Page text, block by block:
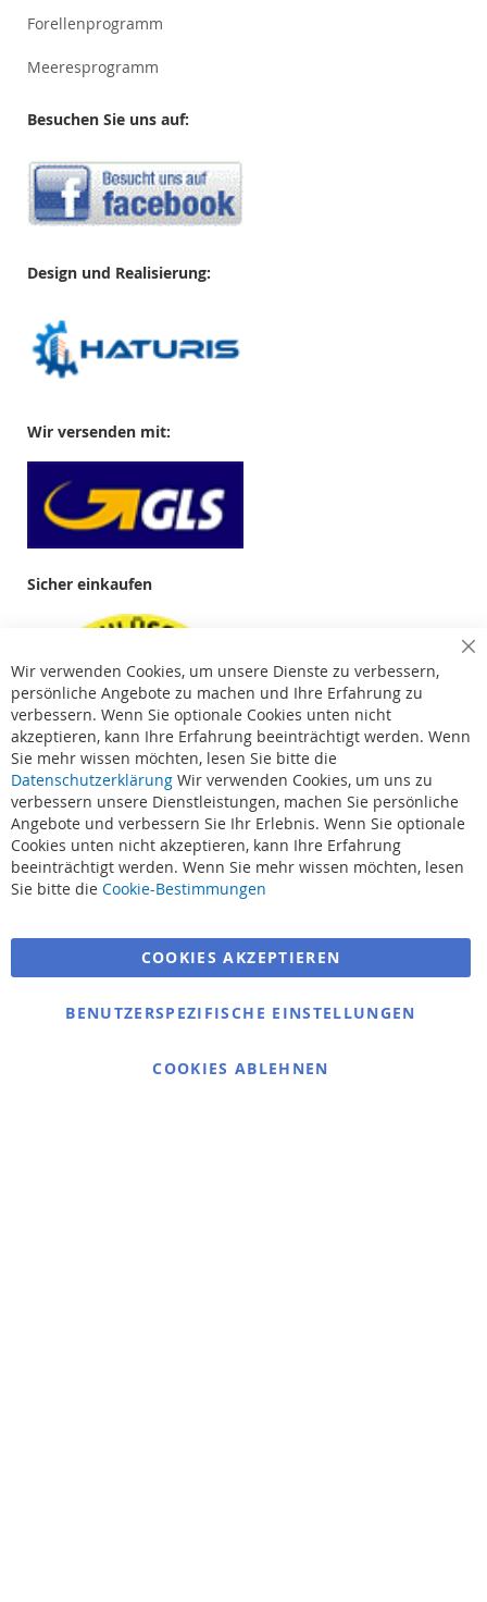
Forellenprogramm
Meeresprogramm
Besuchen Sie uns auf:
Design und Realisierung:
Wir versenden mit:
Sicher einkaufen
Suchbegriffe
Bestellungen und Rücksendungen
Kontaktieren Sie uns
Cookie Einstellungen
Wir verwenden Cookies, um unsere Dienste zu verbessern,
persönliche Angebote zu machen und Ihre Erfahrung zu
verbessern. Wenn Sie optionale Cookies unten nicht
akzeptieren, kann Ihre Erfahrung beeinträchtigt werden. Wenn
Sie mehr wissen möchten, lesen Sie bitte die
Datenschutzerklärung Wir verwenden Cookies, um uns zu
verbessern unsere Dienstleistungen, machen Sie persönliche
Angebote und verbessern Sie Ihr Erlebnis. Wenn Sie optionale
Cookies unten nicht akzeptieren, kann Ihre Erfahrung
beeinträchtigt werden. Wenn Sie mehr wissen möchten, lesen
Sie bitte die Cookie-Bestimmungen
COOKIES AKZEPTIEREN
BENUTZERSPEZIFISCHE EINSTELLUNGEN
COOKIES ABLEHNEN